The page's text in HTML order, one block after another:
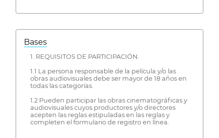
Bases
1. REQUISITOS DE PARTICIPACIÓN.
1.1 La persona responsable de la película y/o las
obras audiovisuales debe ser mayor de 18 años en
todas las categorías.
1.2 Pueden participar las obras cinematográficas y
audiovisuales cuyos productores y/o directores
acepten las reglas estipuladas en las reglas y
completen el formulario de registro en línea.